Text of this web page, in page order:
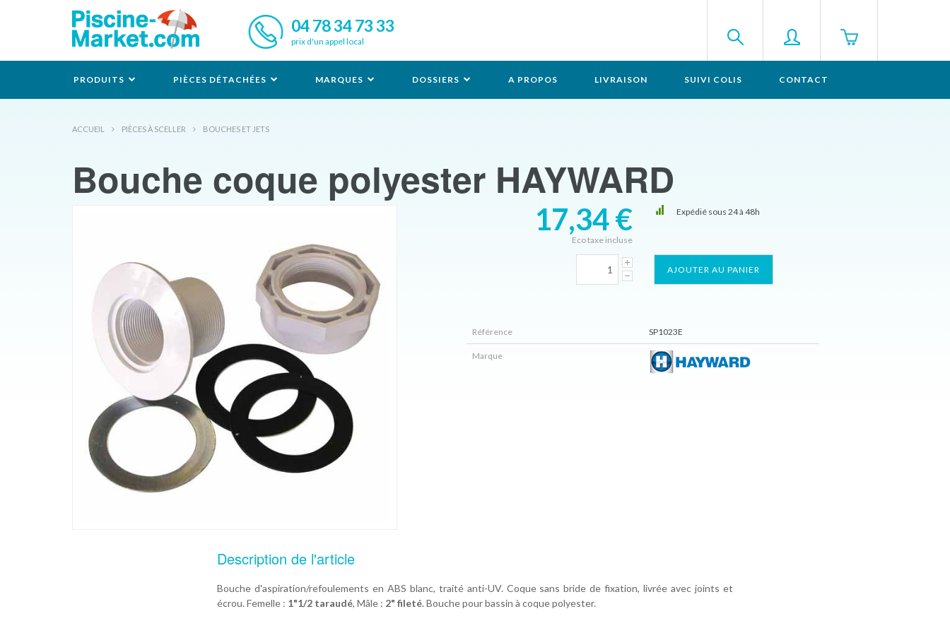
04 78 34 73 33
prix d'un appel local
PRODUITS PIÈCES DÉTACHÉES MARQUES DOSSIERS A PROPOS LIVRAISON SUIVI COLIS CONTACT
ACCUEIL PIÈCES À SCELLER BOUCHES ET JETS
Bouche coque polyester HAYWARD
17,34 €
Eco taxe incluse
Expédié sous 24 à 48h
Référence SP1023E
Marque
Description de l'article
Bouche d'aspiration/refoulements en ABS blanc, traité anti-UV. Coque sans bride de fixation, livrée avec joints et
écrou. Femelle : 1"1/2 taraudé, Mâle : 2" fileté. Bouche pour bassin à coque polyester.